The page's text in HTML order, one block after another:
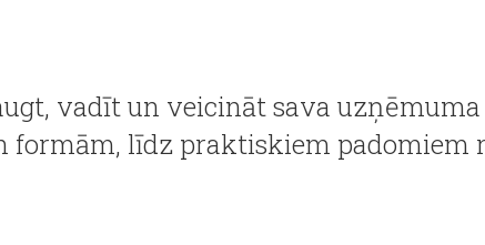
vadīt un veicināt sava
formām, līdz praktiskiem padomiem